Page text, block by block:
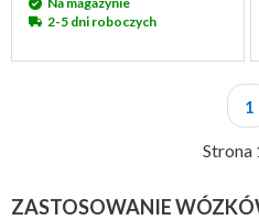
2-5 dni roboczych
Strona
1
ZASTOSOWANIE